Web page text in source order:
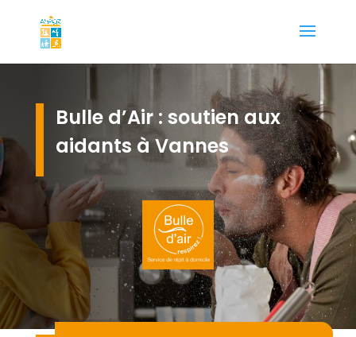
Bulle d’Air : soutien aux
aidants à Vannes